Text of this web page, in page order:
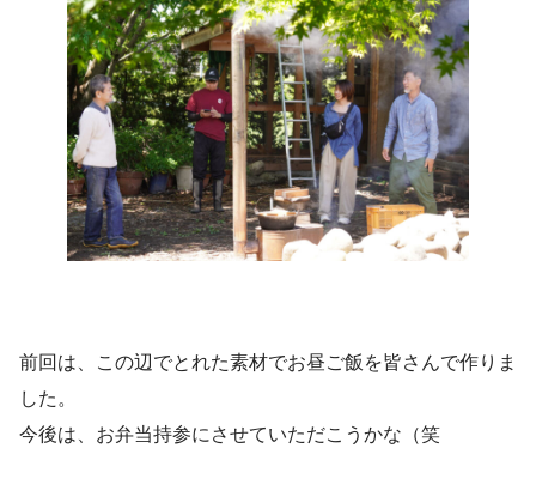
前回は、この辺でとれた素材でお昼ご飯を皆さんで作りま
した。
今後は、お弁当持参にさせていただこうかな（笑